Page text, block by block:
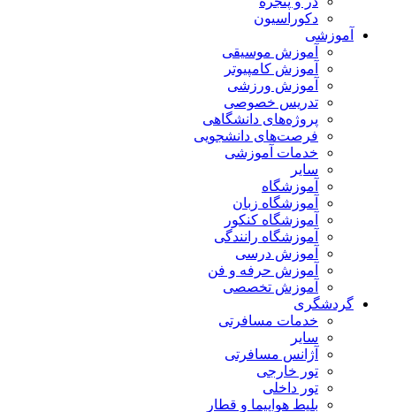
دکوراسیون
آموزشی
آموزش موسیقی
آموزش کامپیوتر
آموزش ورزشی
تدریس خصوصی
پروژه‌های دانشگاهی
فرصت‌های دانشجویی
خدمات آموزشی
سایر
آموزشگاه
آموزشگاه زبان
آموزشگاه کنکور
آموزشگاه رانندگی
آموزش درسی
آموزش حرفه و فن
آموزش تخصصی
گردشگری
خدمات مسافرتی
سایر
آژانس مسافرتی
تور خارجی
تور داخلی
بلیط هواپیما و قطار